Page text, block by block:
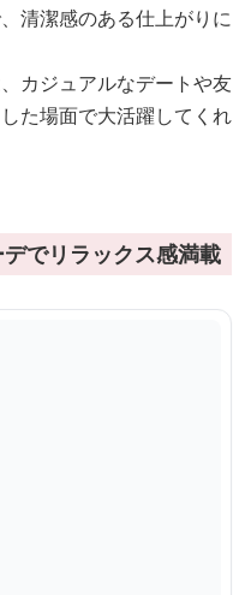
清潔感のある仕上がりに
カジュアルなデートや友
た場面で大活躍してくれ
でリラックス感満載